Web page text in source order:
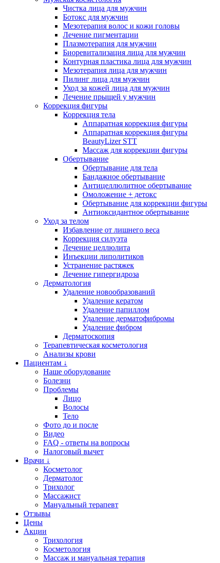
Чистка лица для мужчин
Ботокс для мужчин
Мезотерапия волос и кожи головы
Лечение пигментации
Плазмотерапия для мужчин
Биоревитализация лица для мужчин
Контурная пластика лица для мужчин
Мезотерапия лица для мужчин
Пилинг лица для мужчин
Уход за кожей лица для мужчин
Лечение прыщей у мужчин
Коррекция фигуры
Коррекция тела
Аппаратная коррекция фигуры
Аппаратная коррекция фигуры
BeautyLizer STT
Массаж для коррекции фигуры
Обертывание
Обертывание для тела
Бандажное обертывание
Антицеллюлитное обертывание
Омоложение + детокс
Обертывание для коррекции фигуры
Антиоксидантное обертывание
Уход за телом
Избавление от лишнего веса
Коррекция силуэта
Лечение целлюлита
Инъекции липолитиков
Устранение растяжек
Лечение гипергидроза
Дерматология
Удаление новообразований
Удаление кератом
Удаление папиллом
Удаление дерматофибромы
Удаление фибром
Дерматоскопия
Терапевтическая косметология
Анализы крови
Пациентам ↓
Наше оборудование
Болезни
Проблемы
Лицо
Волосы
Тело
Фото до и после
Видео
FAQ - ответы на вопросы
Налоговый вычет
Врачи ↓
Косметолог
Дерматолог
Трихолог
Массажист
Мануальный терапевт
Отзывы
Цены
Акции
Трихология
Косметология
Массаж и мануальная терапия